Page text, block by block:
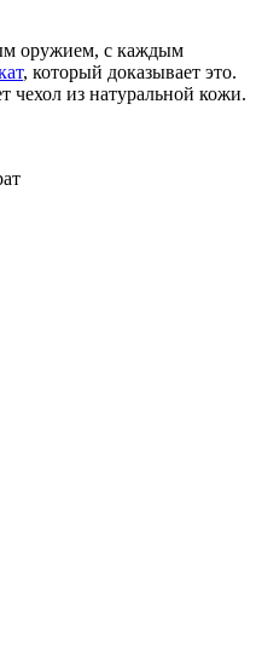
оружием, с каждым
, который доказывает это.
чехол из натуральной кожи.